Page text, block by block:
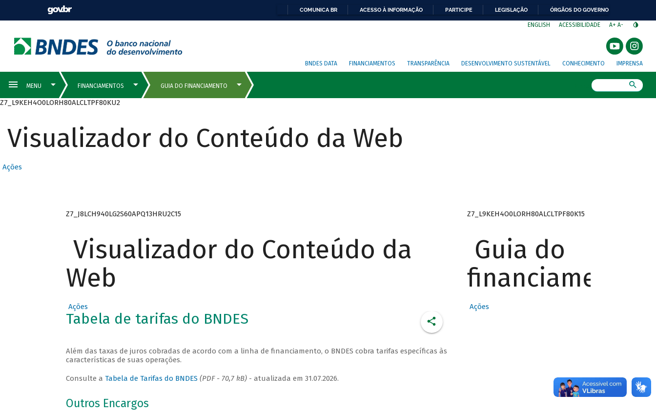
COMUNICA BR ACESSO À INFORMAÇÃO PARTICIPE LEGISLAÇÃO ÓRGÃOS DO GOVERNO
ENGLISH ACESSIBILIDADE A+ A-
BNDES DATA FINANCIAMENTOS TRANSPARÊNCIA DESENVOLVIMENTO SUSTENTÁVEL CONHECIMENTO IMPRENSA
Z7_L9KEH4O0LORH80ALCLTPF80KU2
Visualizador do Conteúdo da Web
Ações
Z7_J8LCH940LG2S60APQ13HRU2C15
Visualizador do Conteúdo da
Web
Ações
Tabela de tarifas do BNDES
Além das taxas de juros cobradas de acordo com a linha de financiamento, o BNDES cobra tarifas específicas às
características de suas operações.
Consulte a Tabela de Tarifas do BNDES (PDF - 70,7 kB)- atualizada em 31.07.2026.
Outros Encargos
Z7_L9KEH4O0LORH80ALCLTPF80K15
Guia do
financiamento
Ações